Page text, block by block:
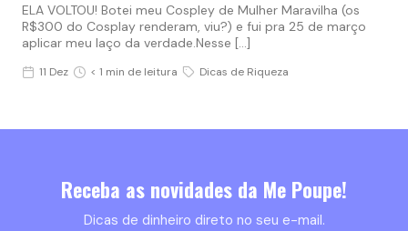
ELA VOLTOU! Botei meu Cospley de Mulher Maravilha (os
R$300 do Cosplay renderam, viu?) e fui pra 25 de março
aplicar meu laço da verdade.Nesse […]
11 Dez < 1 min de leitura Dicas de Riqueza
Receba as novidades da Me Poupe!
Dicas de dinheiro direto no seu e-mail.